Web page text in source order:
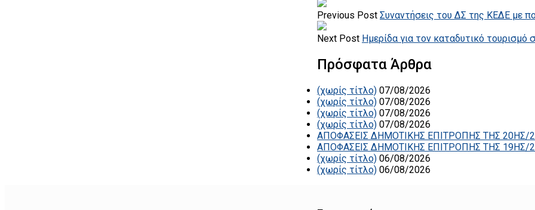
Previous Post Συναντήσεις του ΔΣ της ΚΕΔΕ με
Next Post Ημερίδα για τον καταδυτικό τουρισμό
Πρόσφατα Άρθρα
(χωρίς τίτλο) 07/08/2026
(χωρίς τίτλο) 07/08/2026
(χωρίς τίτλο) 07/08/2026
(χωρίς τίτλο) 07/08/2026
ΑΠΟΦΑΣΕΙΣ ΔΗΜΟΤΙΚΗΣ ΕΠΙΤΡΟΠΗΣ ΤΗΣ 20ΗΣ/
ΑΠΟΦΑΣΕΙΣ ΔΗΜΟΤΙΚΗΣ ΕΠΙΤΡΟΠΗΣ ΤΗΣ 19ΗΣ/
(χωρίς τίτλο) 06/08/2026
(χωρίς τίτλο) 06/08/2026